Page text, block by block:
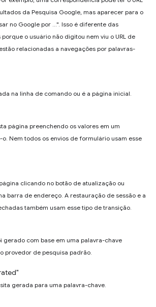
da Pesquisa Google, mas aparecer para o
no Google por ...". Isso é diferente das
o usuário não digitou nem viu o URL de
relacionadas a navegações por palavras-
na linha de comando ou é a página inicial.
página preenchendo os valores em um
Nem todos os envios de formulário usam esse
clicando no botão de atualização ou
barra de endereço. A restauração de sessão e a
também usam esse tipo de transição.
gerado com base em uma palavra-chave
provedor de pesquisa padrão.
gerada para uma palavra-chave.